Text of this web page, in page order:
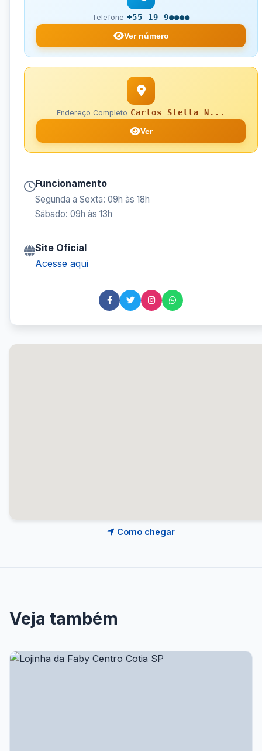
Telefone +55 19 9●●●●
Ver número
Endereço Completo Carlos Stella N...
Ver
Funcionamento
Segunda a Sexta: 09h às 18h
Sábado: 09h às 13h
Site Oficial
Acesse aqui
Como chegar
Veja também